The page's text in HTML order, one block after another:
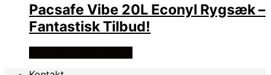
Pacsafe Vibe 20L Econyl Rygsæk –
Fantastisk Tilbud!